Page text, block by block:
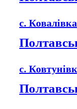
с. Ковалівка
с.